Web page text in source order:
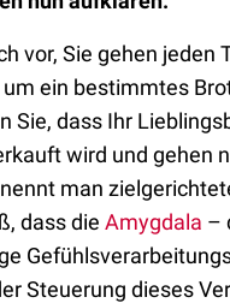
vor, Sie gehen jeden
um ein bestimmtes
Sie, dass Ihr
wird und gehen
man
dass die Amygdala –
Steuerung dieses